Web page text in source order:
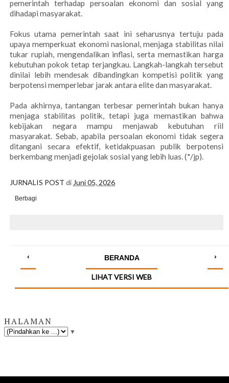
pemerintah terhadap persoalan ekonomi dan sosial yang
dihadapi masyarakat.
Fokus utama pemerintah saat ini seharusnya tertuju pada
upaya memperkuat ekonomi nasional, menjaga stabilitas nilai
tukar rupiah, mengendalikan inflasi, serta memastikan harga
kebutuhan pokok tetap terjangkau. Langkah-langkah tersebut
dinilai lebih mendesak dibandingkan kompetisi politik yang
berpotensi memperlebar jarak antara elite dan masyarakat.
Pada akhirnya, tantangan terbesar pemerintah bukan hanya
menjaga stabilitas politik, tetapi juga memastikan bahwa
kebijakan negara mampu menjawab kebutuhan riil
masyarakat. Sebab, apabila persoalan ekonomi tidak segera
ditangani secara efektif, ketidakpuasan publik berpotensi
berkembang menjadi gejolak sosial yang lebih luas. (*/jp).
JURNALIS POST di Juni 05, 2026
Berbagi
‹ ›
BERANDA
LIHAT VERSI WEB
HALAMAN
▼